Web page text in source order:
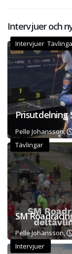
Intervjuer och
Intervjuer
Prisutdelning
Pelle Johansson,
Tävlingar
SM
Pelle Johansson,
Intervjuer